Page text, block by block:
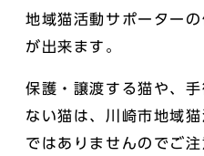
地域猫活動サポーター
が出来ます。
保護・譲渡する猫や、
ない猫は、川崎市地域
ではありませんのでご